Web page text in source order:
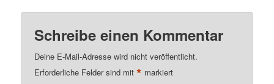
Schreibe einen Kommentar
Deine E-Mail-Adresse wird nicht veröffentlicht.
Erforderliche Felder sind mit* markiert